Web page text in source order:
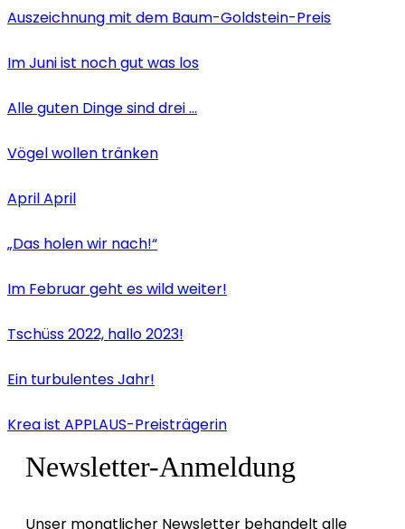
Auszeichnung mit dem Baum-Goldstein-Preis
Im Juni ist noch gut was los
Alle guten Dinge sind drei …
Vögel wollen tränken
April April
„Das holen wir nach!“
Im Februar geht es wild weiter!
Tschüss 2022, hallo 2023!
Ein turbulentes Jahr!
Krea ist APPLAUS-Preisträgerin
Newsletter-Anmeldung
Unser monatlicher Newsletter behandelt alle